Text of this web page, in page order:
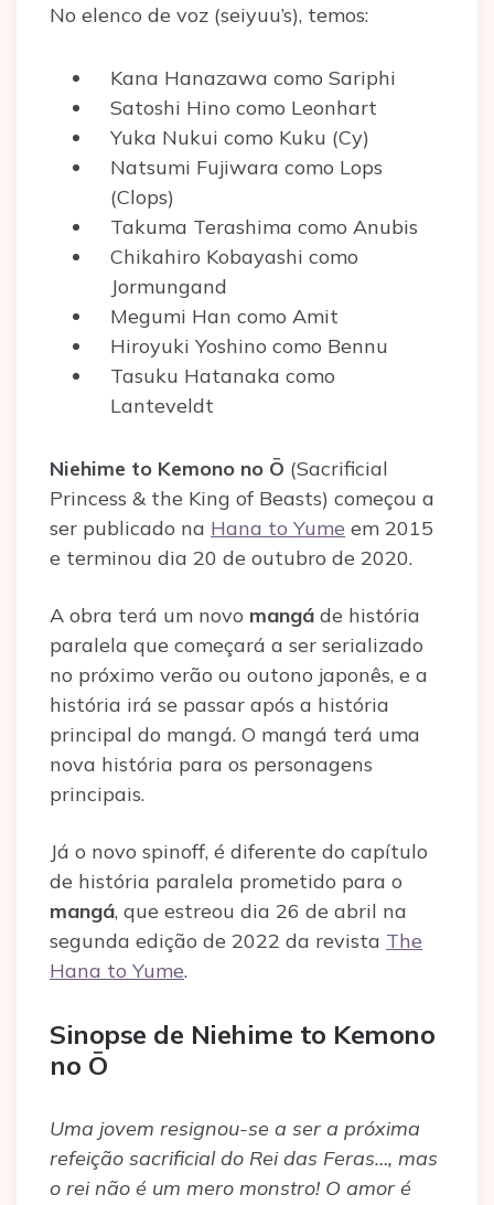
No elenco de voz (seiyuu’s), temos:
Kana Hanazawa como Sariphi
Satoshi Hino como Leonhart
Yuka Nukui como Kuku (Cy)
Natsumi Fujiwara como Lops
(Clops)
Takuma Terashima como Anubis
Chikahiro Kobayashi como
Jormungand
Megumi Han como Amit
Hiroyuki Yoshino como Bennu
Tasuku Hatanaka como
Lanteveldt
Niehime to Kemono no Ō (Sacrificial
Princess & the King of Beasts) começou a
ser publicado na Hana to Yume em 2015
e terminou dia 20 de outubro de 2020.
A obra terá um novo mangá de história
paralela que começará a ser serializado
no próximo verão ou outono japonês, e a
história irá se passar após a história
principal do mangá. O mangá terá uma
nova história para os personagens
principais.
Já o novo spinoff, é diferente do capítulo
de história paralela prometido para o
mangá, que estreou dia 26 de abril na
segunda edição de 2022 da revista The
Hana to Yume.
Sinopse de Niehime to Kemono
no Ō
Uma jovem resignou-se a ser a próxima
refeição sacrificial do Rei das Feras…, mas
o rei não é um mero monstro! O amor é